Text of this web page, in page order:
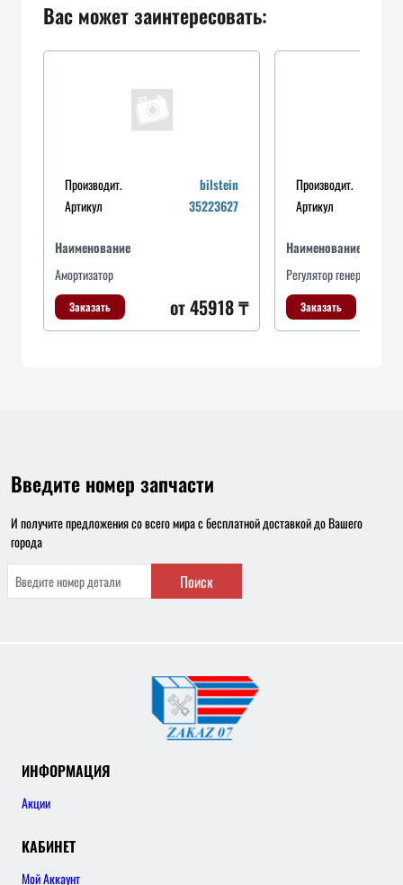
Вас может заинтересовать:
Производит.
bilstein
Артикул
35223627
Наименование
Амортизатор
Заказать от 45918 ₸
Производит.
Артикул
Наименование
Регулятор генератора
Заказать
Введите номер запчасти
И получите предложения со всего мира с бесплатной доставкой до Вашего
города
Поиск
ИНФОРМАЦИЯ
Акции
КАБИНЕТ
Мой Аккаунт